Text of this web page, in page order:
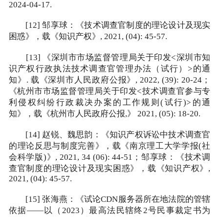
2024-04-17.
[12] 邹享球：《技术调查官制度的理论设计及现实
困惑》，载《知识产权》, 2021, (04): 45-57.
[13] 《深圳市市场监督管理局关于印发<深圳市知
识产权行政执法技术调查官管理办法（试行）>的通
知》. 载《深圳市人民政府公报》, 2022, (39): 20-24；
《杭州市市场监督管理局关于印发<技术调查官参与专
利侵权纠纷行政裁决办案的工作规则(试行)>的通
知》，载《杭州市人民政府公报,》 2021, (05): 18-20.
[14] 赵锐、魏思韵：《知识产权诉讼中技术调查官
的理论反思与制度完善》，载《南京理工大学学报(社
会科学版)》, 2021, 34 (06): 44-51；邹享球：《技术调
查官制度的理论设计及现实困惑》，载《知识产权》,
2021, (04): 45-57.
[15] 张海燕：《试论CDN服务器所在地法院的管辖
依据——以（2023）最高法民辖终2号民事裁定书为